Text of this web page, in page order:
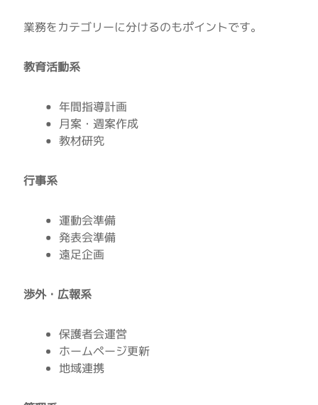
業務をカテゴリーに分けるのもポイントです。
教育活動系
年間指導計画
月案・週案作成
教材研究
行事系
運動会準備
発表会準備
遠足企画
渉外・広報系
保護者会運営
ホームページ更新
地域連携